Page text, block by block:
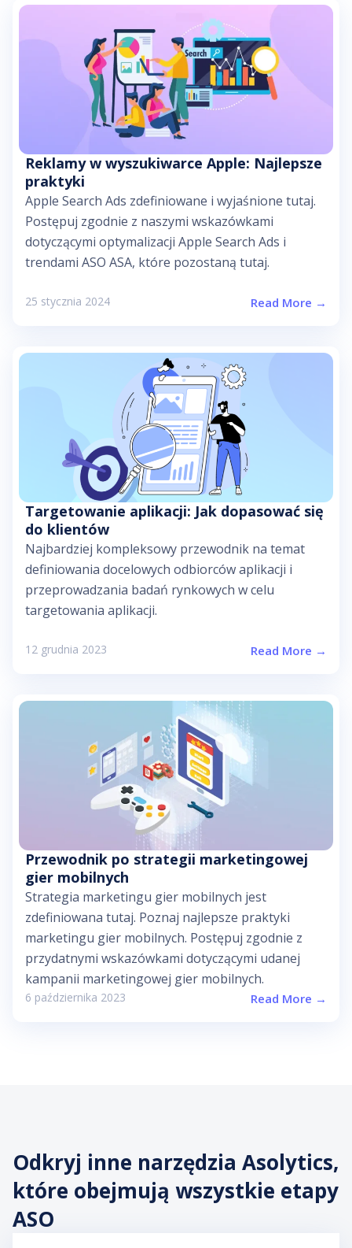
Reklamy w wyszukiwarce Apple: Najlepsze
praktyki
Apple Search Ads zdefiniowane i wyjaśnione tutaj.
Postępuj zgodnie z naszymi wskazówkami
dotyczącymi optymalizacji Apple Search Ads i
trendami ASO ASA, które pozostaną tutaj.
25 stycznia 2024 Read More →
Targetowanie aplikacji: Jak dopasować się
do klientów
Najbardziej kompleksowy przewodnik na temat
definiowania docelowych odbiorców aplikacji i
przeprowadzania badań rynkowych w celu
targetowania aplikacji.
12 grudnia 2023 Read More →
Przewodnik po strategii marketingowej
gier mobilnych
Strategia marketingu gier mobilnych jest
zdefiniowana tutaj. Poznaj najlepsze praktyki
marketingu gier mobilnych. Postępuj zgodnie z
przydatnymi wskazówkami dotyczącymi udanej
kampanii marketingowej gier mobilnych.
6 października 2023 Read More →
Odkryj inne narzędzia Asolytics,
które obejmują wszystkie etapy
ASO